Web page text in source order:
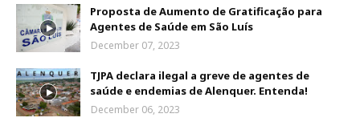
Proposta de Aumento de Gratificação para
Agentes de Saúde em São Luís
December 07, 2023
TJPA declara ilegal a greve de agentes de
saúde e endemias de Alenquer. Entenda!
December 06, 2023